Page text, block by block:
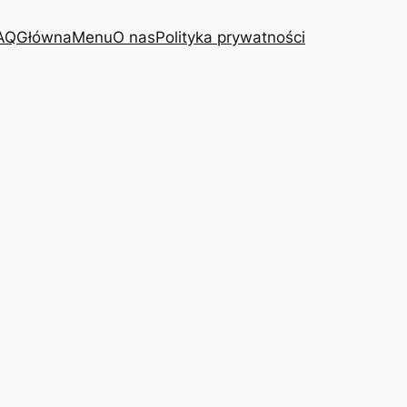
GłównaMenuO nasPolityka prywatności